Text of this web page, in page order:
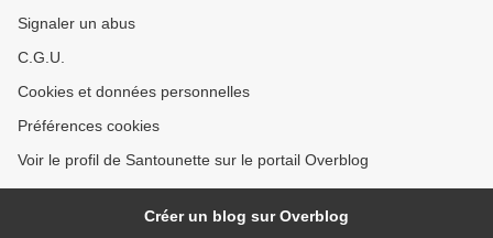
Signaler un abus
C.G.U.
Cookies et données personnelles
Préférences cookies
Voir le profil de Santounette sur le portail Overblog
Créer un blog sur Overblog